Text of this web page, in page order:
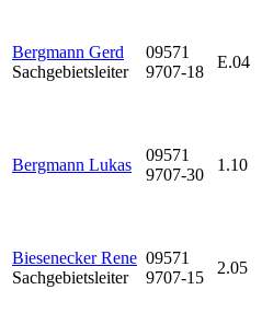
Bergmann Gerd
Sachgebietsleiter
09571
9707-18
E.04
Bergmann Lukas
09571
9707-30
1.10
Biesenecker Rene
Sachgebietsleiter
09571
9707-15
2.05